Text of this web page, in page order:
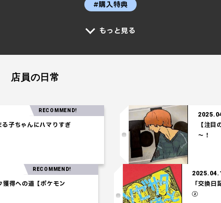
#購入特典
もっと見る
店員の日常
ちゃんにハマりすぎ
RECOMMEND!
【注目の
～！
ウ獲得への道【ポケモン
RECOMMEND!
「交